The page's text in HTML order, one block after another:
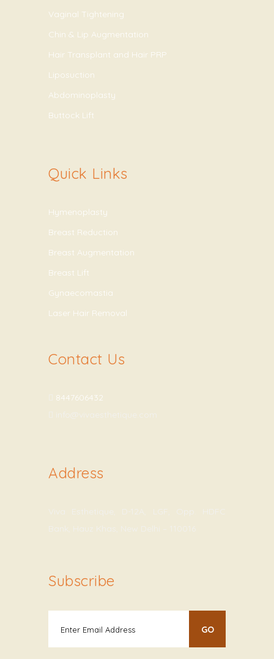
Vaginal Tightening
Chin & Lip Augmentation
Hair Transplant and Hair PRP
Liposuction
Abdominoplasty
Buttock Lift
Quick Links
Hymenoplasty
Breast Reduction
Breast Augmentation
Breast Lift
Gynaecomastia
Laser Hair Removal
Contact Us
8447606432
info@vivaesthetique.com
Address
Viva Esthetique, D-12A, LGF, Opp. HDFC
Bank, Hauz Khas, New Delhi – 110016
Subscribe